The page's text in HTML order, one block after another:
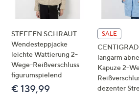
STEFFEN SCHRAUT
Wendesteppjacke
leichte Wattierung 2-
Wege-Reißverschluss
figurumspielend
€ 139,99
SALE
langarm
Kapuze 2-
dezenter